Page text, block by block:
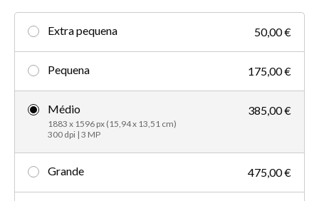
Extra pequena 50,00 €
Pequena 175,00 €
Médio
1883 x 1596 px (15,94 x 13,51 cm)
300 dpi | 3 MP
385,00 €
Grande 475,00 €